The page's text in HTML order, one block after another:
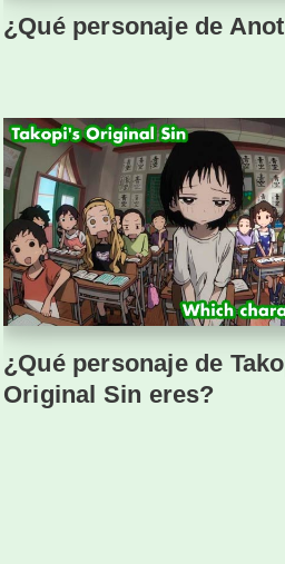
¿Qué personaje de
¿Qué personaje de
Original Sin eres?